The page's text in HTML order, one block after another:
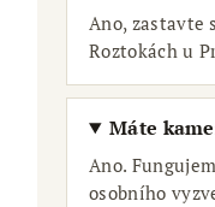
Ano, zastavte
Roztokách u
Máte
Ano.
osobního